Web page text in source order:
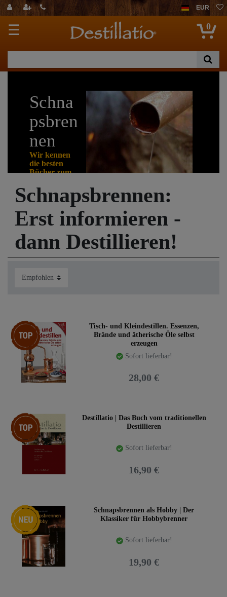
EUR
☰ 0
Schna
psbren
nen
Wir kennen
die besten
Bücher zum
Nachstehend
bieten wir
Ihnen ausgesuchte
Bücher rund ums
Schnapsbrennen.
Besonders empfehlen möchten wir zuerst unser eigenes
BuchDestillatio,vor allem wenn Sie Schnaps und
möchten.
Es gibt eine große Menge Bücher zum Thema, bei uns
finden Sie die Besten. Bitte lesen Sie die einzelnen
Beschreibungen der Bücher durch, sicher finden Sie so
schnell das am besten zu Ihren Vorstellungen passende
Buch zum Schnapsbrennen.
Ihr Destillatio Team
Schnapsbrennen:
Erst informieren -
dann Destillieren!
Top-Artikel
Tisch- und Kleindestillen. Essenzen,
Brände und ätherische Öle selbst
erzeugen
Sofort lieferbar!
28,00 €
Top-Artikel
Destillatio | Das Buch vom traditionellen
Destillieren
Sofort lieferbar!
16,90 €
Neuheit
Schnapsbrennen als Hobby | Der
Klassiker für Hobbybrenner
Sofort lieferbar!
19,90 €